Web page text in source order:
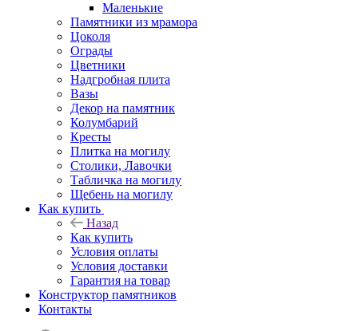
Маленькие
Памятники из мрамора
Цоколя
Ограды
Цветники
Надгробная плита
Вазы
Декор на памятник
Колумбарий
Кресты
Плитка на могилу
Столики, Лавочки
Табличка на могилу
Щебень на могилу
Как купить
Назад
Как купить
Условия оплаты
Условия доставки
Гарантия на товар
Конструктор памятников
Контакты